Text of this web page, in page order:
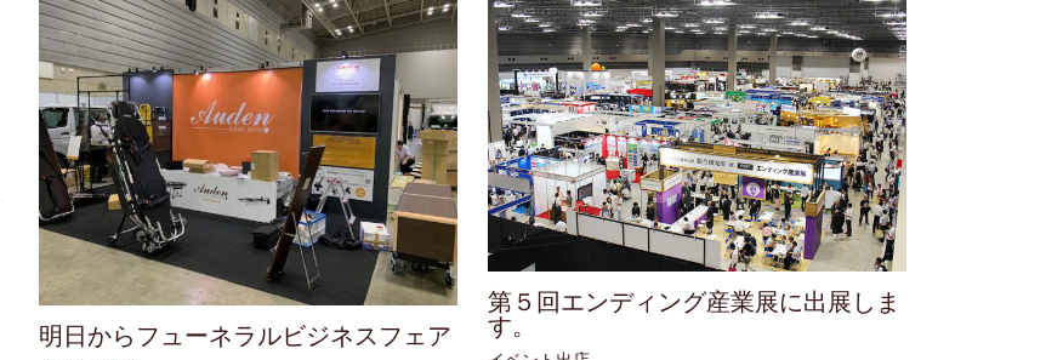
明日からフューネラルビジネスフェア
第５回エンディング産業展に出展しま
す。